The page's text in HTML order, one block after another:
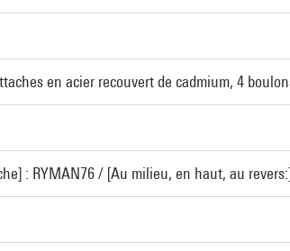
en acier recouvert de cadmium, 4
: RYMAN76 / [Au milieu, en haut, au